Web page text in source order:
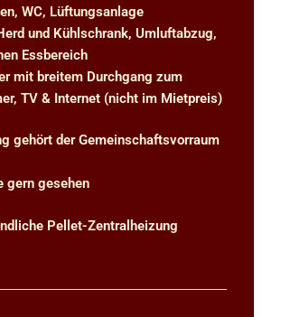
WC, Lüftungsanlage
und Kühlschrank, Umluftabzug,
Essbereich
mit breitem Durchgang zum
TV & Internet (nicht im Mietpreis)
gehört der Gemeinschaftsvorraum
gern gesehen
Pellet-Zentralheizung